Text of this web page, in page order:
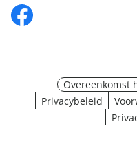
Overeenkomst
Privacybeleid